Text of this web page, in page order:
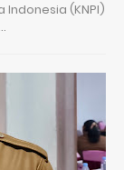
Indonesia (KNPI)